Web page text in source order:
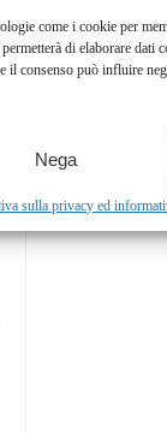
come i cookie per
di elaborare dati
consenso può influire
Nega
sulla privacy ed